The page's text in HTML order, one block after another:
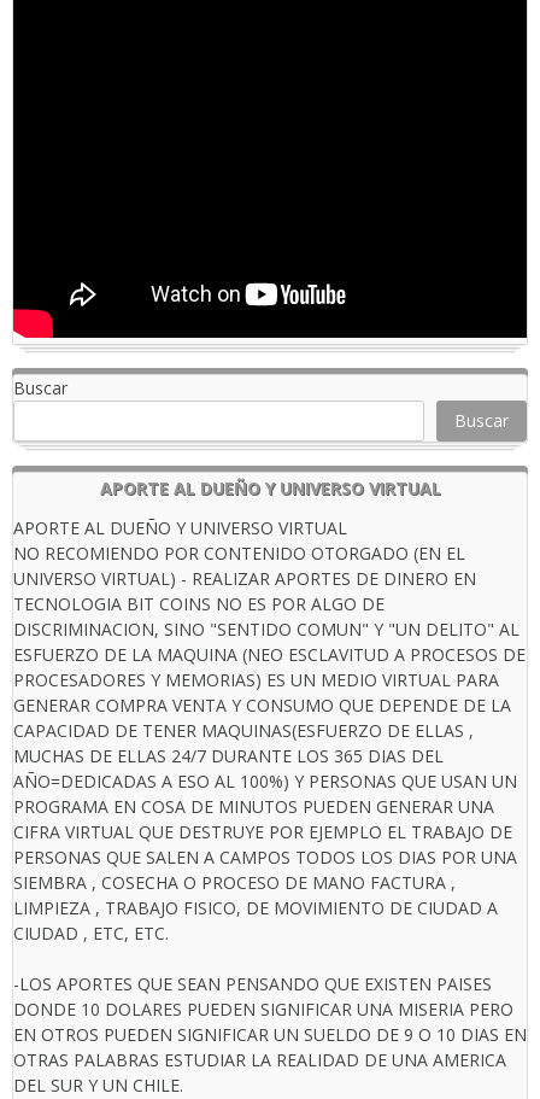
Buscar
Buscar
APORTE AL DUEÑO Y UNIVERSO VIRTUAL
APORTE AL DUEÑO Y UNIVERSO VIRTUAL
NO RECOMIENDO POR CONTENIDO OTORGADO (EN EL
UNIVERSO VIRTUAL) - REALIZAR APORTES DE DINERO EN
TECNOLOGIA BIT COINS NO ES POR ALGO DE
DISCRIMINACION, SINO "SENTIDO COMUN" Y "UN DELITO" AL
ESFUERZO DE LA MAQUINA (NEO ESCLAVITUD A PROCESOS DE
PROCESADORES Y MEMORIAS) ES UN MEDIO VIRTUAL PARA
GENERAR COMPRA VENTA Y CONSUMO QUE DEPENDE DE LA
CAPACIDAD DE TENER MAQUINAS(ESFUERZO DE ELLAS ,
MUCHAS DE ELLAS 24/7 DURANTE LOS 365 DIAS DEL
AÑO=DEDICADAS A ESO AL 100%) Y PERSONAS QUE USAN UN
PROGRAMA EN COSA DE MINUTOS PUEDEN GENERAR UNA
CIFRA VIRTUAL QUE DESTRUYE POR EJEMPLO EL TRABAJO DE
PERSONAS QUE SALEN A CAMPOS TODOS LOS DIAS POR UNA
SIEMBRA , COSECHA O PROCESO DE MANO FACTURA ,
LIMPIEZA , TRABAJO FISICO, DE MOVIMIENTO DE CIUDAD A
CIUDAD , ETC, ETC.
-LOS APORTES QUE SEAN PENSANDO QUE EXISTEN PAISES
DONDE 10 DOLARES PUEDEN SIGNIFICAR UNA MISERIA PERO
EN OTROS PUEDEN SIGNIFICAR UN SUELDO DE 9 O 10 DIAS EN
OTRAS PALABRAS ESTUDIAR LA REALIDAD DE UNA AMERICA
DEL SUR Y UN CHILE.